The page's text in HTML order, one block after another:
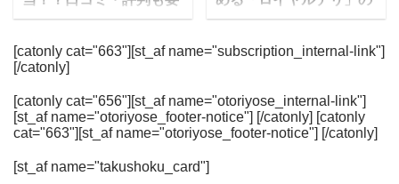
...
ものを食べることができ
る食事形式」として改め
て注目されています。 豆
知識 「中食」の読み方は
「ちゅうしょく」や「な
かじき」など様々です
ット中の方におすすめの
します。 こんなときに！
そろそろ夏に向けてダイ
エットしたい… 糖質やカ
チェックです！
ママの休食は管理栄養士
が監修した無添加のお弁
宅食サービスです。その
名前の通り、徹底的に妊
に考えて作られたお弁当
こだわりとは！？
今回、レストランの味を
ている「ロイヤルデリ」
にお話を伺いました。
[catonly cat="663"][st_af name="subscription_internal-link"]
[/catonly]
[catonly cat="656"][st_af name="otoriyose_internal-link"]
[st_af name="otoriyose_footer-notice"] [/catonly] [catonly
cat="663"][st_af name="otoriyose_footer-notice"] [/catonly]
[st_af name="takushoku_card"]